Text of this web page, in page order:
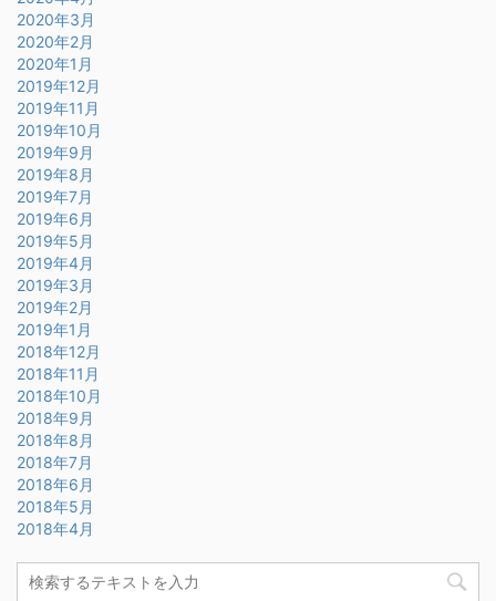
2020年3月
2020年2月
2020年1月
2019年12月
2019年11月
2019年10月
2019年9月
2019年8月
2019年7月
2019年6月
2019年5月
2019年4月
2019年3月
2019年2月
2019年1月
2018年12月
2018年11月
2018年10月
2018年9月
2018年8月
2018年7月
2018年6月
2018年5月
2018年4月